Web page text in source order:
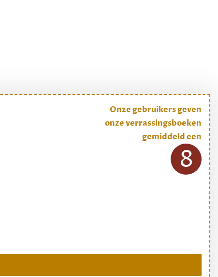
Onze gebruikers geven
onze verrassingsboeken
gemiddeld een
8